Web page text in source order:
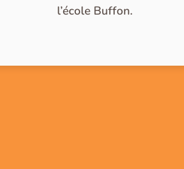
l’école Buffon.